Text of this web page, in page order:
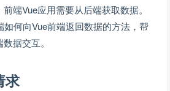
端Vue应用需要从后端获取数据。
何向Vue前端返回数据的方法，帮
据交互。
求